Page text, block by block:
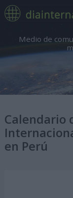
Medio de
Calendario
en Perú